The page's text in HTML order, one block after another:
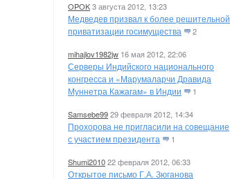
OPOK3 августа 2012, 13:23
Медведев призвал к более решительной
приватизации госимущества
2
mihajlov1982jw 16 мая 2012, 22:06
Серверы Индийского национального
конгресса и «Марумаларчи Дравида
Муннетра Кажагам» в Индии
1
Samsebe9929 февраля 2012, 14:34
Прохорова не пригласили на совещание
с участием президента
1
Shumi201022 февраля 2012, 06:33
Открытое письмо Г.А. Зюганова